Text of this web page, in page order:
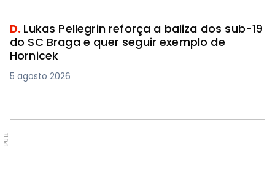
D. Lukas Pellegrin reforça a baliza dos sub-19
do SC Braga e quer seguir exemplo de
Hornicek
5 agosto 2026
PUB.